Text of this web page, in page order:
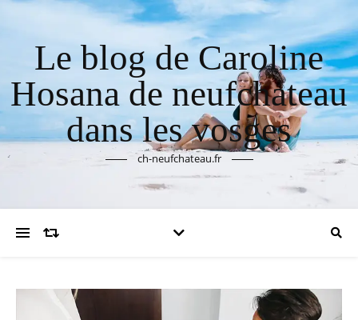
Le blog de Caroline
Hosana de neufchateau
dans les vosges
ch-neufchateau.fr